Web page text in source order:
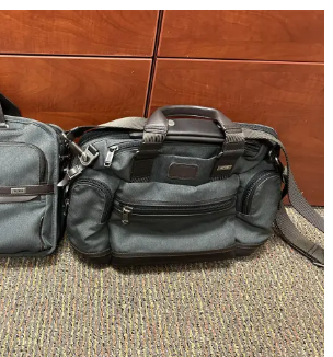
Seti: Renk Tercihleri, Marka
ve Kullanım Özellikleri
siyah ve lacivert renk tercihleri, marka
detayları inceleniyor. Siyah klasik ve
şık ve fark edilir. Alternatif markalar da
Çantaları: Kalite,
Dengesi
dayanıklılık, işlevsellik ve estetik
üstünlük sağlıyor. Kullanıcılar, bu
ve karakteristik tasarımları nedeniyle tercih